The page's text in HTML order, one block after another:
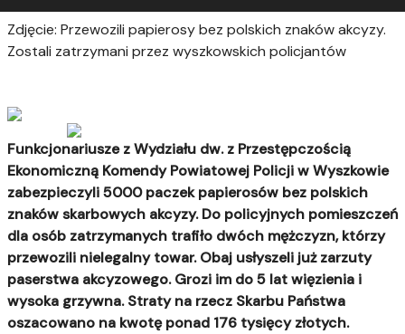
Zdjęcie: Przewozili papierosy bez polskich znaków akcyzy.
Zostali zatrzymani przez wyszkowskich policjantów
Funkcjonariusze z Wydziału dw. z Przestępczością
Ekonomiczną Komendy Powiatowej Policji w Wyszkowie
zabezpieczyli 5000 paczek papierosów bez polskich
znaków skarbowych akcyzy. Do policyjnych pomieszczeń
dla osób zatrzymanych trafiło dwóch mężczyzn, którzy
przewozili nielegalny towar. Obaj usłyszeli już zarzuty
paserstwa akcyzowego. Grozi im do 5 lat więzienia i
wysoka grzywna. Straty na rzecz Skarbu Państwa
oszacowano na kwotę ponad 176 tysięcy złotych.